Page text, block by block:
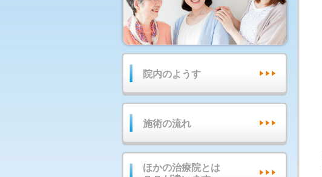
院内のようす
施術の流れ
ほかの治療院とは